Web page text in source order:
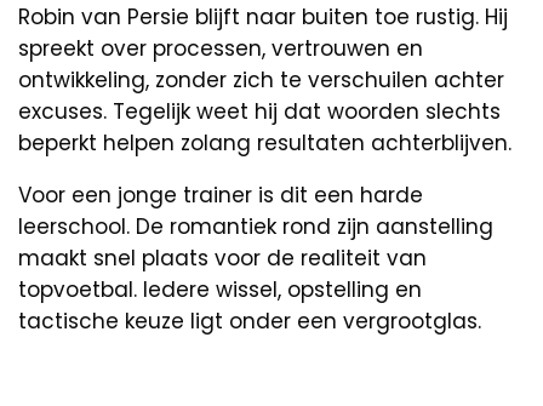
Robin van Persie blijft naar buiten toe rustig. Hij
spreekt over processen, vertrouwen en
ontwikkeling, zonder zich te verschuilen achter
excuses. Tegelijk weet hij dat woorden slechts
beperkt helpen zolang resultaten achterblijven.
Voor een jonge trainer is dit een harde
leerschool. De romantiek rond zijn aanstelling
maakt snel plaats voor de realiteit van
topvoetbal. Iedere wissel, opstelling en
tactische keuze ligt onder een vergrootglas.